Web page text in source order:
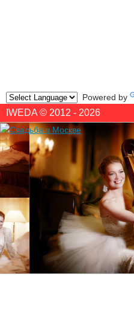
Powered by
IWEDA © 2012 - 2026